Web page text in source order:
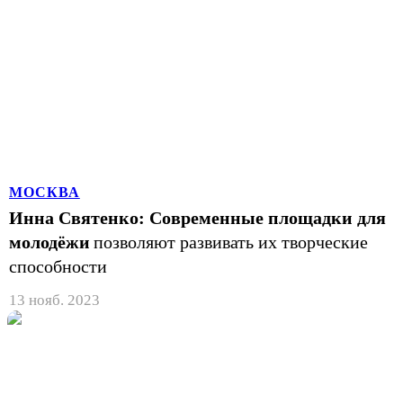
МОСКВА
Инна Святенко: Современные площадки для
молодёжи позволяют развивать их творческие
способности
13 нояб. 2023